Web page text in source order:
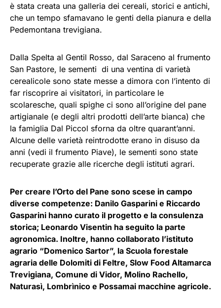
è stata creata una galleria dei cereali, storici e antichi,
che un tempo sfamavano le genti della pianura e della
Pedemontana trevigiana.
Dalla Spelta al Gentil Rosso, dal Saraceno al frumento
San Pastore, le sementi di una ventina di varietà
cerealicole sono state messe a dimora con l’intento di
far riscoprire ai visitatori, in particolare le
scolaresche, quali spighe ci sono all’origine del pane
artigianale (e degli altri prodotti dell’arte bianca) che
la famiglia Dal Piccol sforna da oltre quarant’anni.
Alcune delle varietà reintrodotte erano in disuso da
anni (vedi il frumento Piave), le sementi sono state
recuperate grazie alle ricerche degli istituti agrari.
Per creare l’Orto del Pane sono scese in campo
diverse competenze: Danilo Gasparini e Riccardo
Gasparini hanno curato il progetto e la consulenza
storica; Leonardo Visentin ha seguito la parte
agronomica. Inoltre, hanno collaborato l’istituto
agrario “Domenico Sartor”, la Scuola forestale
agraria delle Dolomiti di Feltre, Slow Food Altamarca
Trevigiana, Comune di Vidor, Molino Rachello,
Naturasì, Lombrìnico e Possamai macchine agricole.